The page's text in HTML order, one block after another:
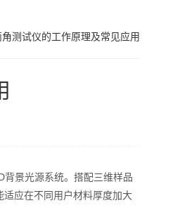
测试仪的工作原理及常见应用
景光源系统。搭配三维样品
应在不同用户材料厚度加大